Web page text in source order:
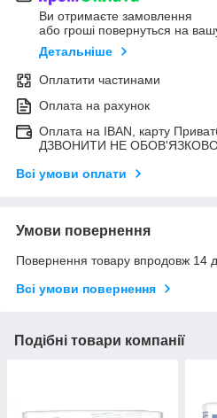
Ви отримаєте замовлення
або гроші повернуться на
Детальніше
Оплатити частинами
Оплата на рахунок
Оплата на IBAN, карту
ДЗВОНИТИ НЕ ОБОВ'ЯЗКОВО-
Всі умови оплати
Умови повернення
Повернення товару впродовж 14
Всі умови повернення
Подібні товари компанії